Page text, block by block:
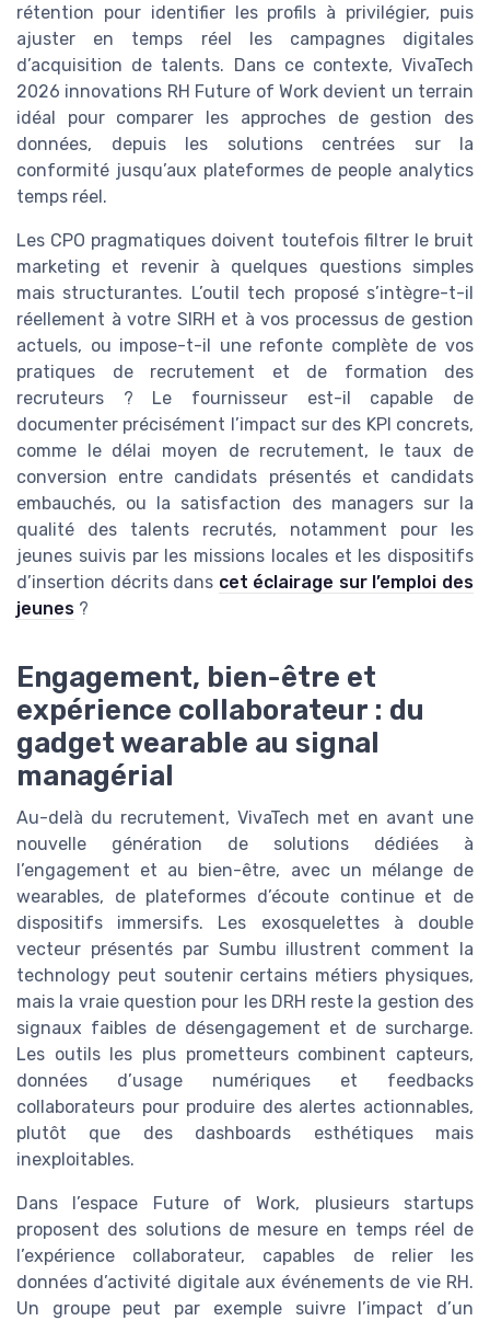
rétention pour identifier les profils à privilégier, puis
ajuster en temps réel les campagnes digitales
d’acquisition de talents. Dans ce contexte, VivaTech
2026 innovations RH Future of Work devient un terrain
idéal pour comparer les approches de gestion des
données, depuis les solutions centrées sur la
conformité jusqu’aux plateformes de people analytics
temps réel.
Les CPO pragmatiques doivent toutefois filtrer le bruit
marketing et revenir à quelques questions simples
mais structurantes. L’outil tech proposé s’intègre-t-il
réellement à votre SIRH et à vos processus de gestion
actuels, ou impose-t-il une refonte complète de vos
pratiques de recrutement et de formation des
recruteurs ? Le fournisseur est-il capable de
documenter précisément l’impact sur des KPI concrets,
comme le délai moyen de recrutement, le taux de
conversion entre candidats présentés et candidats
embauchés, ou la satisfaction des managers sur la
qualité des talents recrutés, notamment pour les
jeunes suivis par les missions locales et les dispositifs
d’insertion décrits dans cet éclairage sur l’emploi des
jeunes ?
Engagement, bien-être et
expérience collaborateur : du
gadget wearable au signal
managérial
Au-delà du recrutement, VivaTech met en avant une
nouvelle génération de solutions dédiées à
l’engagement et au bien-être, avec un mélange de
wearables, de plateformes d’écoute continue et de
dispositifs immersifs. Les exosquelettes à double
vecteur présentés par Sumbu illustrent comment la
technology peut soutenir certains métiers physiques,
mais la vraie question pour les DRH reste la gestion des
signaux faibles de désengagement et de surcharge.
Les outils les plus prometteurs combinent capteurs,
données d’usage numériques et feedbacks
collaborateurs pour produire des alertes actionnables,
plutôt que des dashboards esthétiques mais
inexploitables.
Dans l’espace Future of Work, plusieurs startups
proposent des solutions de mesure en temps réel de
l’expérience collaborateur, capables de relier les
données d’activité digitale aux événements de vie RH.
Un groupe peut par exemple suivre l’impact d’un